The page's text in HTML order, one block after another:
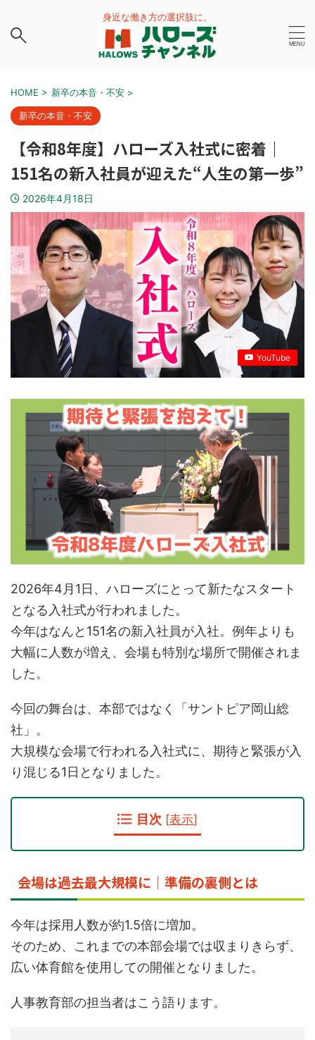
身近な働き方の選択肢に。
HOME > 新卒の本音・不安 >
新卒の本音・不安
【令和8年度】ハローズ入社式に密着｜
151名の新入社員が迎えた“人生の第一歩”
2026年4月18日
YouTube
2026年4月1日、ハローズにとって新たなスタート
となる入社式が行われました。
今年はなんと151名の新入社員が入社。例年よりも
大幅に人数が増え、会場も特別な場所で開催されま
した。
今回の舞台は、本部ではなく「サントピア岡山総
社」。
大規模な会場で行われる入社式に、期待と緊張が入
り混じる1日となりました。
目次 [表示]
会場は過去最大規模に｜準備の裏側とは
今年は採用人数が約1.5倍に増加。
そのため、これまでの本部会場では収まりきらず、
広い体育館を使用しての開催となりました。
人事教育部の担当者はこう語ります。